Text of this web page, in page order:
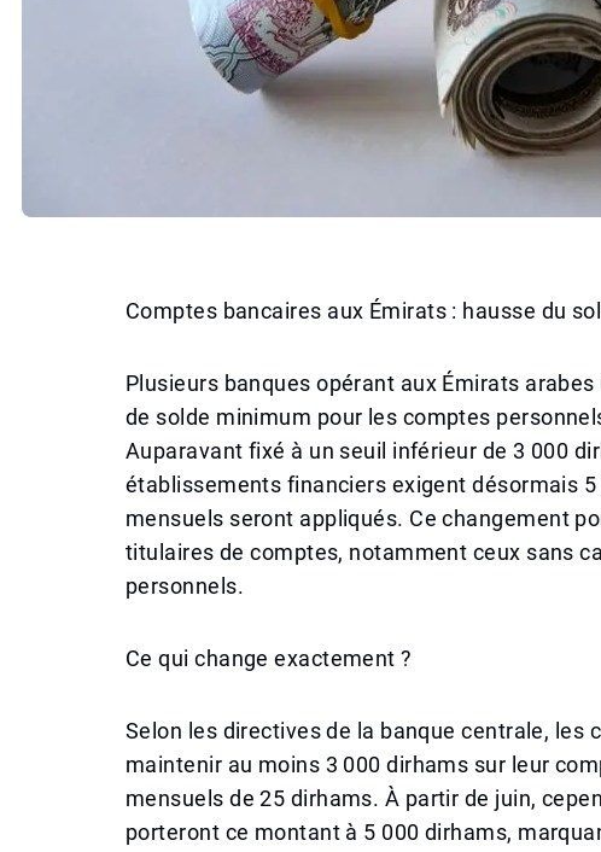
Comptes bancaires aux Émirats : hausse du
Plusieurs banques opérant aux Émirats
de solde minimum pour les comptes
Auparavant fixé à un seuil inférieur de 3 000
établissements financiers exigent désormais
mensuels seront appliqués. Ce changement
titulaires de comptes, notamment ceux sans
personnels.
Ce qui change exactement ?
Selon les directives de la banque centrale, les
maintenir au moins 3 000 dirhams sur leur
mensuels de 25 dirhams. À partir de juin,
porteront ce montant à 5 000 dirhams,